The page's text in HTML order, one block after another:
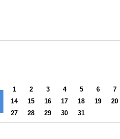
1 2 3 4 5 6 7
14
15 16 17 18 19 20
27
28 29 30 31